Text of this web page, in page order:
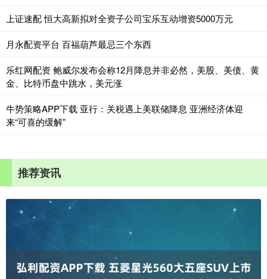
上证速配 恒大高新拟对全资子公司宝乐互动增资5000万元
月永配资平台 百福葫芦最忌三个东西
乐红网配资 鲍威尔发布会称12月降息并非必然，美股、美债、黄
金、比特币盘中跳水，美元涨
牛势策略APP下载 亚行：关税遇上美联储降息 亚洲经济体迎
来“可喜的缓解”
推荐资讯